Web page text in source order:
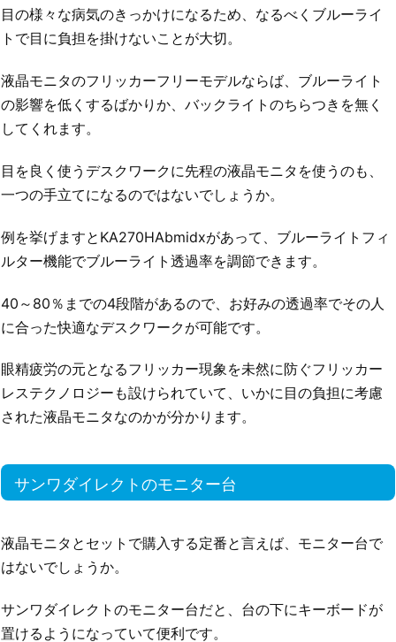
目の様々な病気のきっかけになるため、なるべくブルーライ
トで目に負担を掛けないことが大切。
液晶モニタのフリッカーフリーモデルならば、ブルーライト
の影響を低くするばかりか、バックライトのちらつきを無く
してくれます。
目を良く使うデスクワークに先程の液晶モニタを使うのも、
一つの手立てになるのではないでしょうか。
例を挙げますとKA270HAbmidxがあって、ブルーライトフィ
ルター機能でブルーライト透過率を調節できます。
40～80％までの4段階があるので、お好みの透過率でその人
に合った快適なデスクワークが可能です。
眼精疲労の元となるフリッカー現象を未然に防ぐフリッカー
レステクノロジーも設けられていて、いかに目の負担に考慮
された液晶モニタなのかが分かります。
サンワダイレクトのモニター台
液晶モニタとセットで購入する定番と言えば、モニター台で
はないでしょうか。
サンワダイレクトのモニター台だと、台の下にキーボードが
置けるようになっていて便利です。